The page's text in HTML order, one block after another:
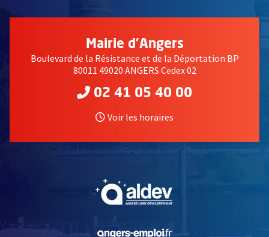
Mairie d'Angers
Boulevard de la Résistance et de la Déportation BP
80011 49020 ANGERS Cedex 02
02 41 05 40 00
Voir les horaires